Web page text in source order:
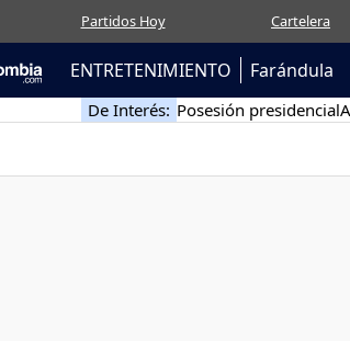
Partidos Hoy Cartelera
ENTRETENIMIENTO Farándula
De Interés: Posesión presidencial